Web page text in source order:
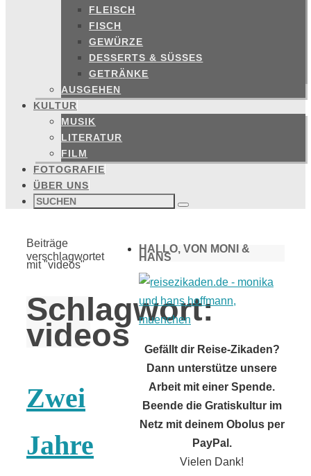
FLEISCH
FISCH
GEWÜRZE
DESSERTS & SÜSSES
GETRÄNKE
AUSGEHEN
KULTUR
MUSIK
LITERATUR
FILM
FOTOGRAFIE
ÜBER UNS
Suchen
nach: Suchen
Start
Beiträge
verschlagwortet
mit "videos"
Schlagwort:
videos
Zwei
Jahre
HALLO, VON MONI &
HANS
Gefällt dir Reise-Zikaden?
Dann unterstütze unsere
Arbeit mit einer Spende.
Beende die Gratiskultur im
Netz mit deinem Obolus per
PayPal.
Vielen Dank!